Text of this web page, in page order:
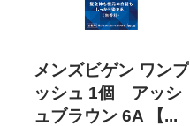
メンズビゲン ワンプ
ッシュ 1個 アッシ
ュブラウン 6A 【...